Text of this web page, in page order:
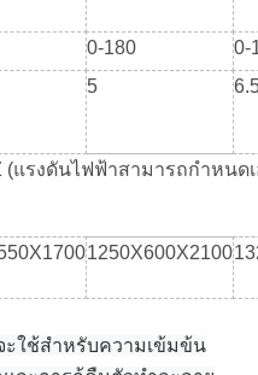
0-180
0-
5
(แรงดันไฟฟ้าสามารถกำหนด
1250X600X2100
ะใช้สำหรับความเข้มข้น